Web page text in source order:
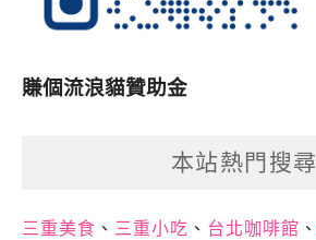
賺個流浪貓贊助金
本站熱門搜尋
三重美食 、 三重小吃 、 台北咖啡館 、